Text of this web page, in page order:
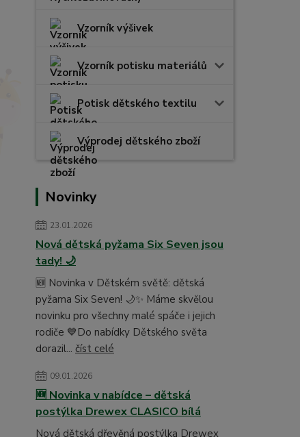
Vzorník výšivek
Vzorník potisku materiálů
Potisk dětského textilu
Výprodej dětského zboží
Novinky
23.01.2026
Nová dětská pyžama Six Seven jsou
tady! 🌙
🆕 Novinka v Dětském světě: dětská
pyžama Six Seven! 🌙✨ Máme skvělou
novinku pro všechny malé spáče i jejich
rodiče 💙Do nabídky Dětského světa
dorazil... číst celé
09.01.2026
🆕 Novinka v nabídce – dětská
postýlka Drewex CLASICO bílá
Nová dětská dřevěná postýlka Drewex